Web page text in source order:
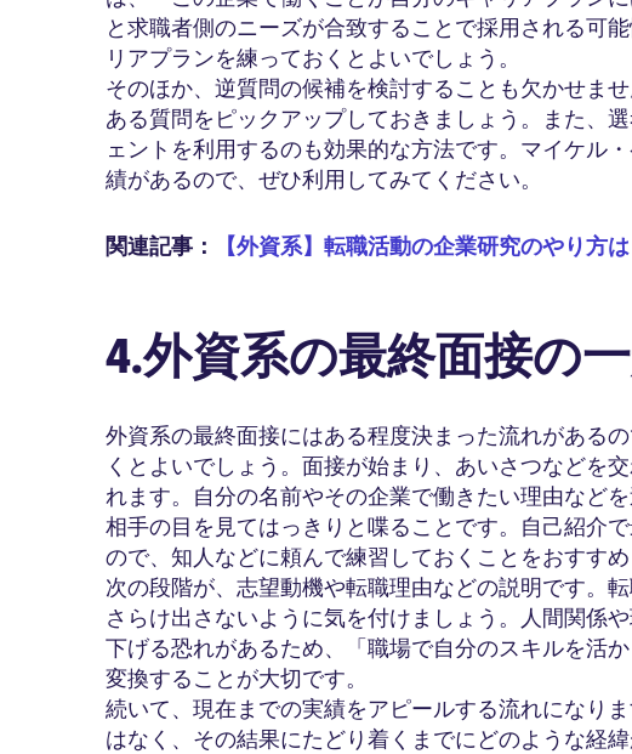
と求職者側のニーズが合致することで採用される可
リアプランを練っておくとよいでしょう。
そのほか、逆質問の候補を検討することも欠かせま
ある質問をピックアップしておきましょう。また、
ェントを利用するのも効果的な方法です。マイケル
績があるので、ぜひ利用してみてください。
関連記事： 【外資系】転職活動の企業研究のやり方
4.外資系の最終面接の
外資系の最終面接にはある程度決まった流れがある
くとよいでしょう。面接が始まり、あいさつなどを
れます。自分の名前やその企業で働きたい理由など
相手の目を見てはっきりと喋ることです。自己紹介
ので、知人などに頼んで練習しておくことをおすすめ
次の段階が、志望動機や転職理由などの説明です。
さらけ出さないように気を付けましょう。人間関係
下げる恐れがあるため、「職場で自分のスキルを活
変換することが大切です。
続いて、現在までの実績をアピールする流れになり
はなく、その結果にたどり着くまでにどのような経